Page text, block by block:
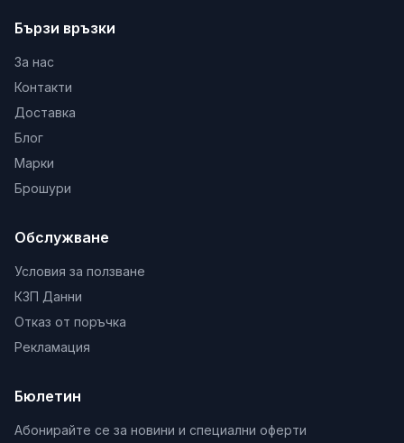
Бързи връзки
За нас
Контакти
Доставка
Блог
Марки
Брошури
Обслужване
Условия за ползване
КЗП Данни
Отказ от поръчка
Рекламация
Бюлетин
Абонирайте се за новини и специални оферти